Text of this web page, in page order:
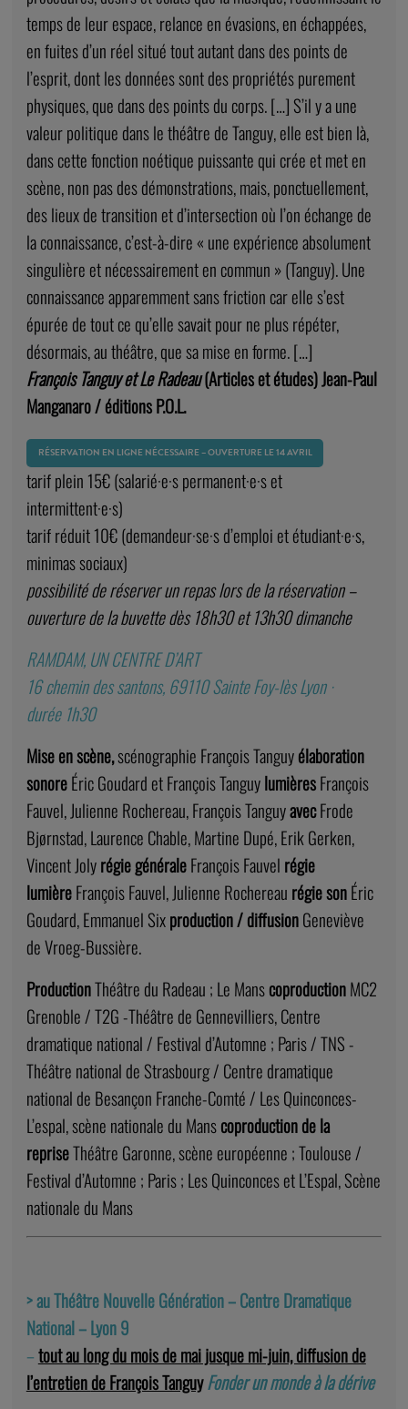
temps de leur espace, relance en évasions, en échappées,
en fuites d’un réel situé tout autant dans des points de
l’esprit, dont les données sont des propriétés purement
physiques, que dans des points du corps. […] S’il y a une
valeur politique dans le théâtre de Tanguy, elle est bien là,
dans cette fonction noétique puissante qui crée et met en
scène, non pas des démonstrations, mais, ponctuellement,
des lieux de transition et d’intersection où l’on échange de
la connaissance, c’est-à-dire « une expérience absolument
singulière et nécessairement en commun » (Tanguy). Une
connaissance apparemment sans friction car elle s’est
épurée de tout ce qu’elle savait pour ne plus répéter,
désormais, au théâtre, que sa mise en forme. […]
François Tanguy et Le Radeau(Articles et études) Jean-Paul
Manganaro / éditions P.O.L.
RÉSERVATION EN LIGNE NÉCESSAIRE – OUVERTURE LE 14 AVRIL
tarif plein 15€ (salarié·e·s permanent·e·s et
intermittent·e·s)
tarif réduit 10€ (demandeur·se·s d’emploi et étudiant·e·s,
minimas sociaux)
possibilité de réserver un repas lors de la réservation –
ouverture de la buvette dès 18h30 et 13h30 dimanche
RAMDAM, UN CENTRE D’ART
16 chemin des santons, 69110 Sainte Foy-lès Lyon ·
durée 1h30
Mise en scène,scénographie François Tanguyélaboration
sonoreÉric Goudard et François TanguylumièresFrançois
Fauvel, Julienne Rochereau, François TanguyavecFrode
Bjørnstad, Laurence Chable, Martine Dupé, Erik Gerken,
Vincent Jolyrégie généraleFrançois Fauvel régie
lumièreFrançois Fauvel, Julienne Rochereau régie sonÉric
Goudard, Emmanuel Sixproduction / diffusionGeneviève
de Vroeg-Bussière.
ProductionThéâtre du Radeau ; Le ManscoproductionMC2
Grenoble / T2G -Théâtre de Gennevilliers, Centre
dramatique national / Festival d’Automne ; Paris / TNS -
Théâtre national de Strasbourg / Centre dramatique
national de Besançon Franche-Comté / Les Quinconces-
L’espal, scène nationale du Manscoproduction de la
repriseThéâtre Garonne, scène européenne ; Toulouse /
Festival d’Automne ; Paris ; Les Quinconces et L’Espal, Scène
nationale du Mans
> au Théâtre Nouvelle Génération – Centre Dramatique
National – Lyon 9
–tout au long du mois de mai jusque mi-juin, diffusion de
l’entretiende François TanguyFonder un monde à la dérive